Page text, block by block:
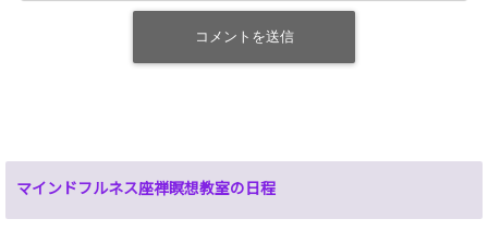
マインドフルネス座禅瞑想教室の日程